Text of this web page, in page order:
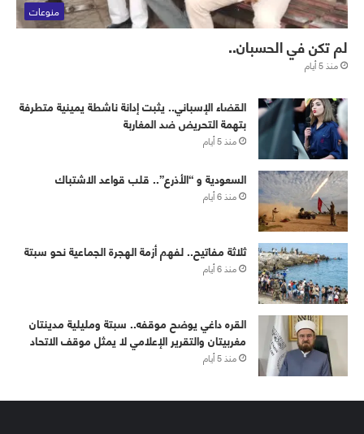
منوعات
لم تكن في الحسبان..
منذ 5 أيام
القضاء الإسباني.. يثبت إدانة ناشطة يمينية متطرفة
بتهمة التحريض ضد المغاربة
منذ 5 أيام
‏⁧‫السعودية‬⁩ و “الأذرع”.. قلب قواعد الاشتباك
منذ 6 أيام
ثلاثة مفاتيح.. لفهم أزمة الهجرة الجماعية نحو سبتة
منذ 6 أيام
القره داغي يوضح موقفه.. سبتة ومليلية مدينتان
مغربيتان والتقرير الإعلامي لا يمثل موقف الاتحاد
منذ 5 أيام